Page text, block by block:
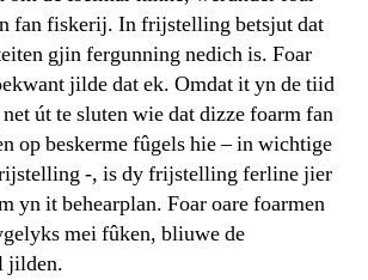
fan fiskerij. In frijstelling betsjut dat
gjin fergunning nedich is. Foar
jilde dat ek. Omdat it yn de tiid
út te sluten wie dat dizze foarm fan
op beskerme fûgels hie – in wichtige
-, is dy frijstelling ferline jier
yn it behearplan. Foar oare foarmen
mei fûken, bliuwe de
jilden.